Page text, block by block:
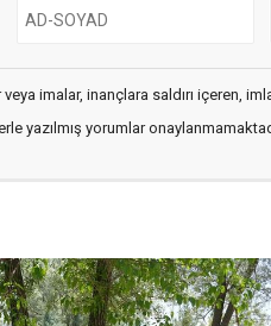
imalar, inançlara saldırı içeren,
yazılmış yorumlar